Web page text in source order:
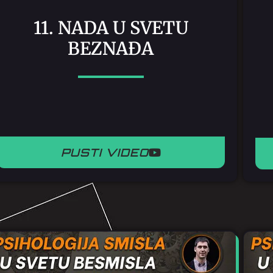
11. NADA U SVETU
BEZNAĐA
PUSTI VIDEO